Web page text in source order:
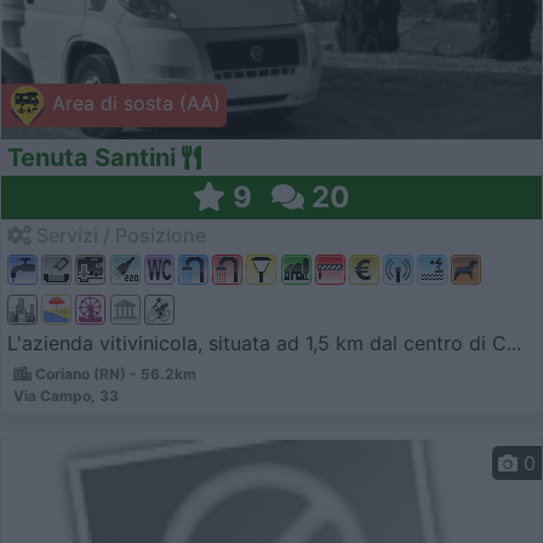
Area di sosta (AA)
Tenuta Santini
9 20
L'azienda vitivinicola, situata ad 1,5 km dal centro di C...
Coriano (RN) - 56.2km
Via Campo, 33
0